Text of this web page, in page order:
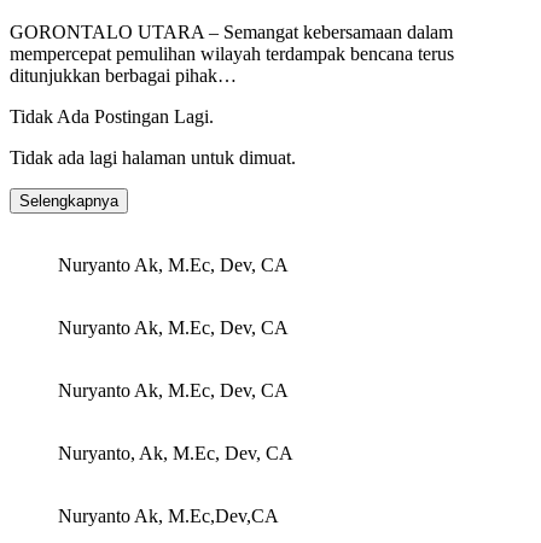
GORONTALO UTARA – Semangat kebersamaan dalam
mempercepat pemulihan wilayah terdampak bencana terus
ditunjukkan berbagai pihak…
Tidak Ada Postingan Lagi.
Tidak ada lagi halaman untuk dimuat.
Selengkapnya
Nuryanto Ak, M.Ec, Dev, CA
Nuryanto Ak, M.Ec, Dev, CA
Nuryanto Ak, M.Ec, Dev, CA
Nuryanto, Ak, M.Ec, Dev, CA
Nuryanto Ak, M.Ec,Dev,CA